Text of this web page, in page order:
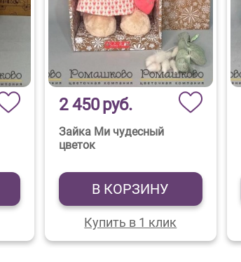
2 450руб.
Зайка Ми чудесный
цветок
В КОРЗИНУ
Купить в 1 клик